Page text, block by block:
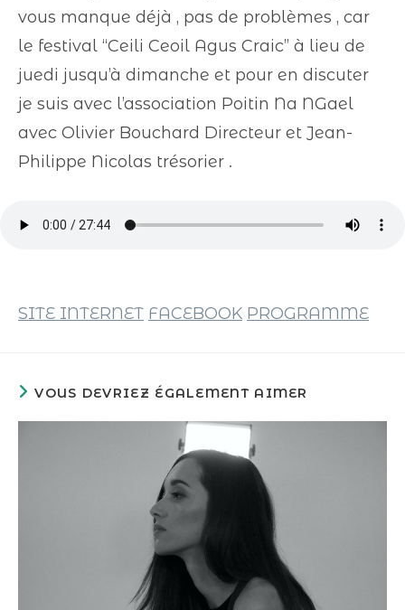
vous manque déjà , pas de problèmes , car
le festival “Ceili Ceoil Agus Craic” à lieu de
juedi jusqu’à dimanche et pour en discuter
je suis avec l’association Poitin Na NGael
avec Olivier Bouchard Directeur et Jean-
Philippe Nicolas trésorier .
SITE INTERNET FACEBOOK PROGRAMME
VOUS DEVRIEZ ÉGALEMENT AIMER